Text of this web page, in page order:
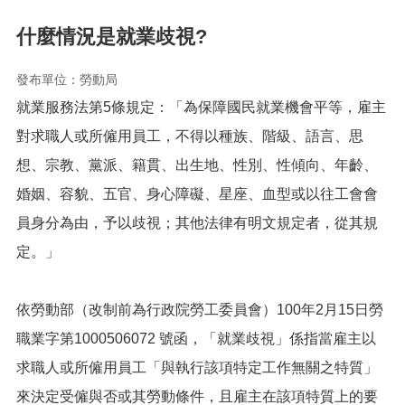
關
通
錄
業
務
資
訊
民
服
府
資
公
開
什麼情況是就業歧視?
發布單位：勞動局
就業服務法第5條規定：「為保障國民就業機會平等，雇主
對求職人或所僱用員工，不得以種族、階級、語言、思
想、宗教、黨派、籍貫、出生地、性別、性傾向、年齡、
婚姻、容貌、五官、身心障礙、星座、血型或以往工會會
員身分為由，予以歧視；其他法律有明文規定者，從其規
定。」
依勞動部（改制前為行政院勞工委員會）100年2月15日勞
職業字第1000506072 號函，「就業歧視」係指當雇主以
求職人或所僱用員工「與執行該項特定工作無關之特質」
來決定受僱與否或其勞動條件，且雇主在該項特質上的要